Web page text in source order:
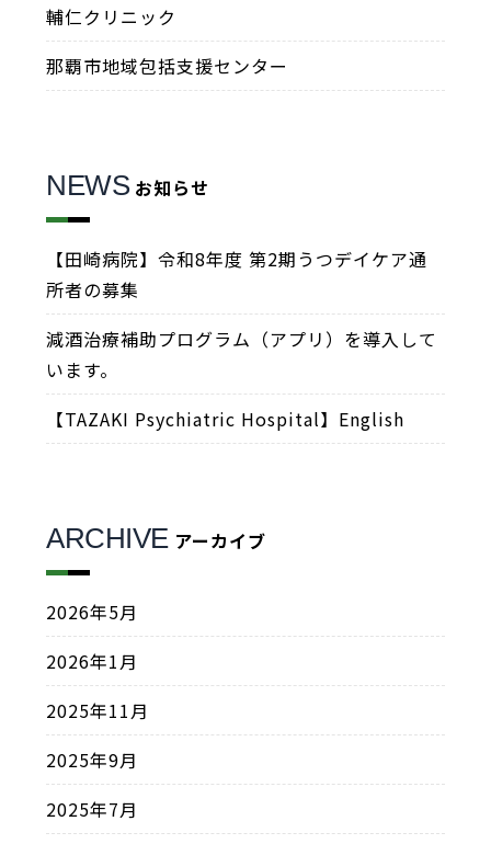
輔仁クリニック
那覇市地域包括支援センター
NEWS お知らせ
【田崎病院】令和8年度 第2期うつデイケア通
所者の募集
減酒治療補助プログラム（アプリ）を導入して
います。
【TAZAKI Psychiatric Hospital】English
ARCHIVE アーカイブ
2026年5月
2026年1月
2025年11月
2025年9月
2025年7月